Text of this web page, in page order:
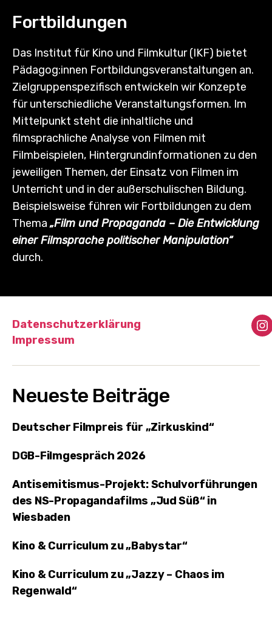
Fortbildungen
Das Institut für Kino und Filmkultur (IKF) bietet
Pädagog:innen Fortbildungsveranstaltungen an.
Zielgruppenspezifisch entwickeln wir Konzepte
für unterschiedliche Veranstaltungsformen. Im
Mittelpunkt steht die inhaltliche und
filmsprachliche Analyse von Filmen mit
Filmbeispielen, Hintergrundinformationen zu den
jeweiligen Themen, der Einsatz von Filmen im
Unterricht und in der außerschulischen Bildung.
Beispielsweise führen wir Fortbildungen zu dem
Thema„Film und Propaganda – Die Entwicklung
einer Filmsprache politischer Manipulation“
durch.
Datenschutzerklärung
Impressum
Neueste Beiträge
Deutscher Filmpreis für „Zirkuskind“
DGB-Filmgespräch 2026
Antisemitismus-Projekt: Schulvorführungen
des NS-Propagandafilms „Jud Süß“ in
Wiesbaden
Kino & Curriculum zu „Babystar“
Kino & Curriculum zu „Jazzy – Chaos im
Regenwald“